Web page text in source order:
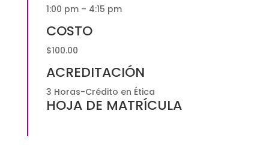
1:00 pm – 4:15 pm
COSTO
$100.00
ACREDITACIÓN
3 Horas-Crédito en Ética
HOJA DE MATRÍCULA